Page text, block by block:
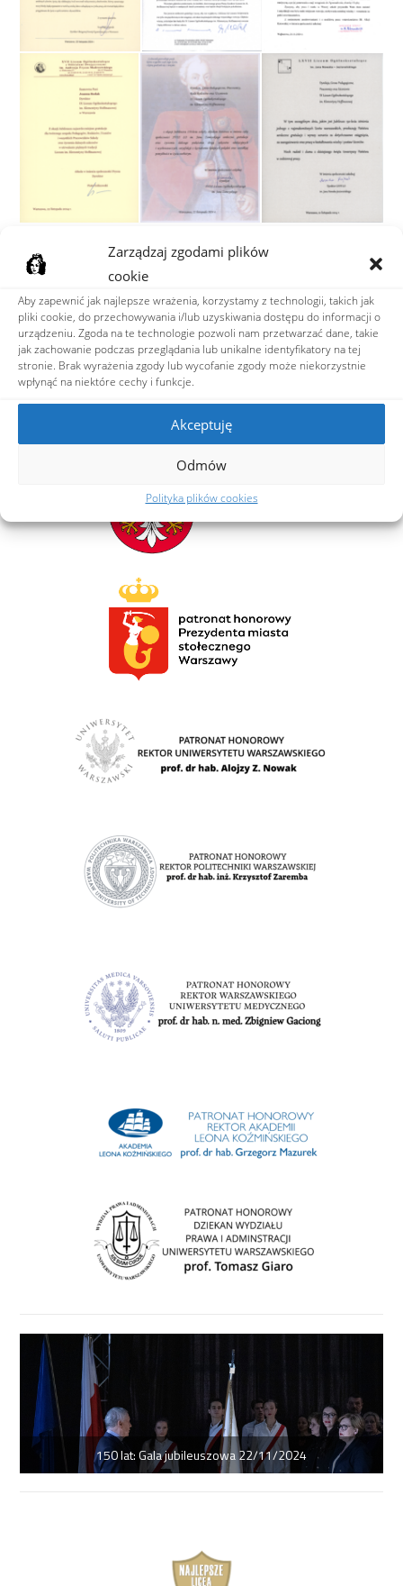
Zarządzaj zgodami plików
cookie
Aby zapewnić jak najlepsze wrażenia, korzystamy z technologii, takich jak
pliki cookie, do przechowywania i/lub uzyskiwania dostępu do informacji o
urządzeniu. Zgoda na te technologie pozwoli nam przetwarzać dane, takie
jak zachowanie podczas przeglądania lub unikalne identyfikatory na tej
stronie. Brak wyrażenia zgody lub wycofanie zgody może niekorzystnie
wpłynąć na niektóre cechy i funkcje.
Akceptuję
Odmów
Polityka plików cookies
PATRONATY OBCHODÓW JUBILEUSZOWYCH
150 lat: Gala jubileuszowa 22/11/2024